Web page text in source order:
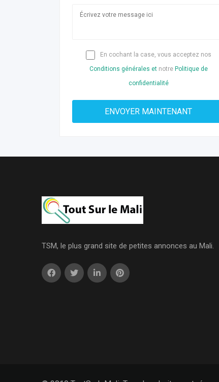
En cochant la case, vous acceptez nos
Conditions générales etnotre Politique de
confidentialité
TSM, le plus grand site de petites annonces au Mali.